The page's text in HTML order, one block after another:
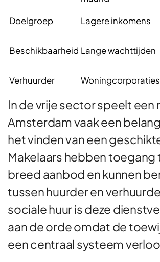
Doelgroep Lagere inkomens
Beschikbaarheid Lange wachttijden
Verhuurder Woningcorporaties
In de vrije sector speelt een
Amsterdam vaak een
het vinden van een
Makelaars hebben toegang
breed aanbod en kunnen
tussen huurder en
sociale huur is deze
aan de orde omdat de
een centraal systeem